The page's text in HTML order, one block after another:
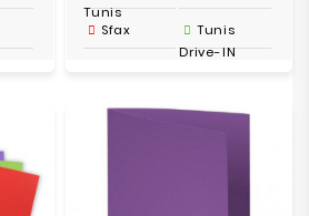
Tunis
Sfax
Tunis
Drive-IN